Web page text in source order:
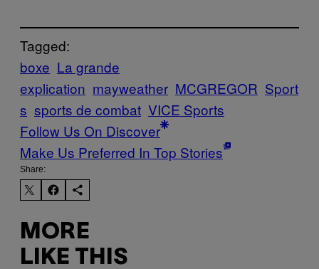
Tagged:
boxe La grande
explication mayweather MCGREGOR Sport
s sports de combat VICE Sports
Follow Us On Discover
Make Us Preferred In Top Stories
Share:
MORE
LIKE THIS